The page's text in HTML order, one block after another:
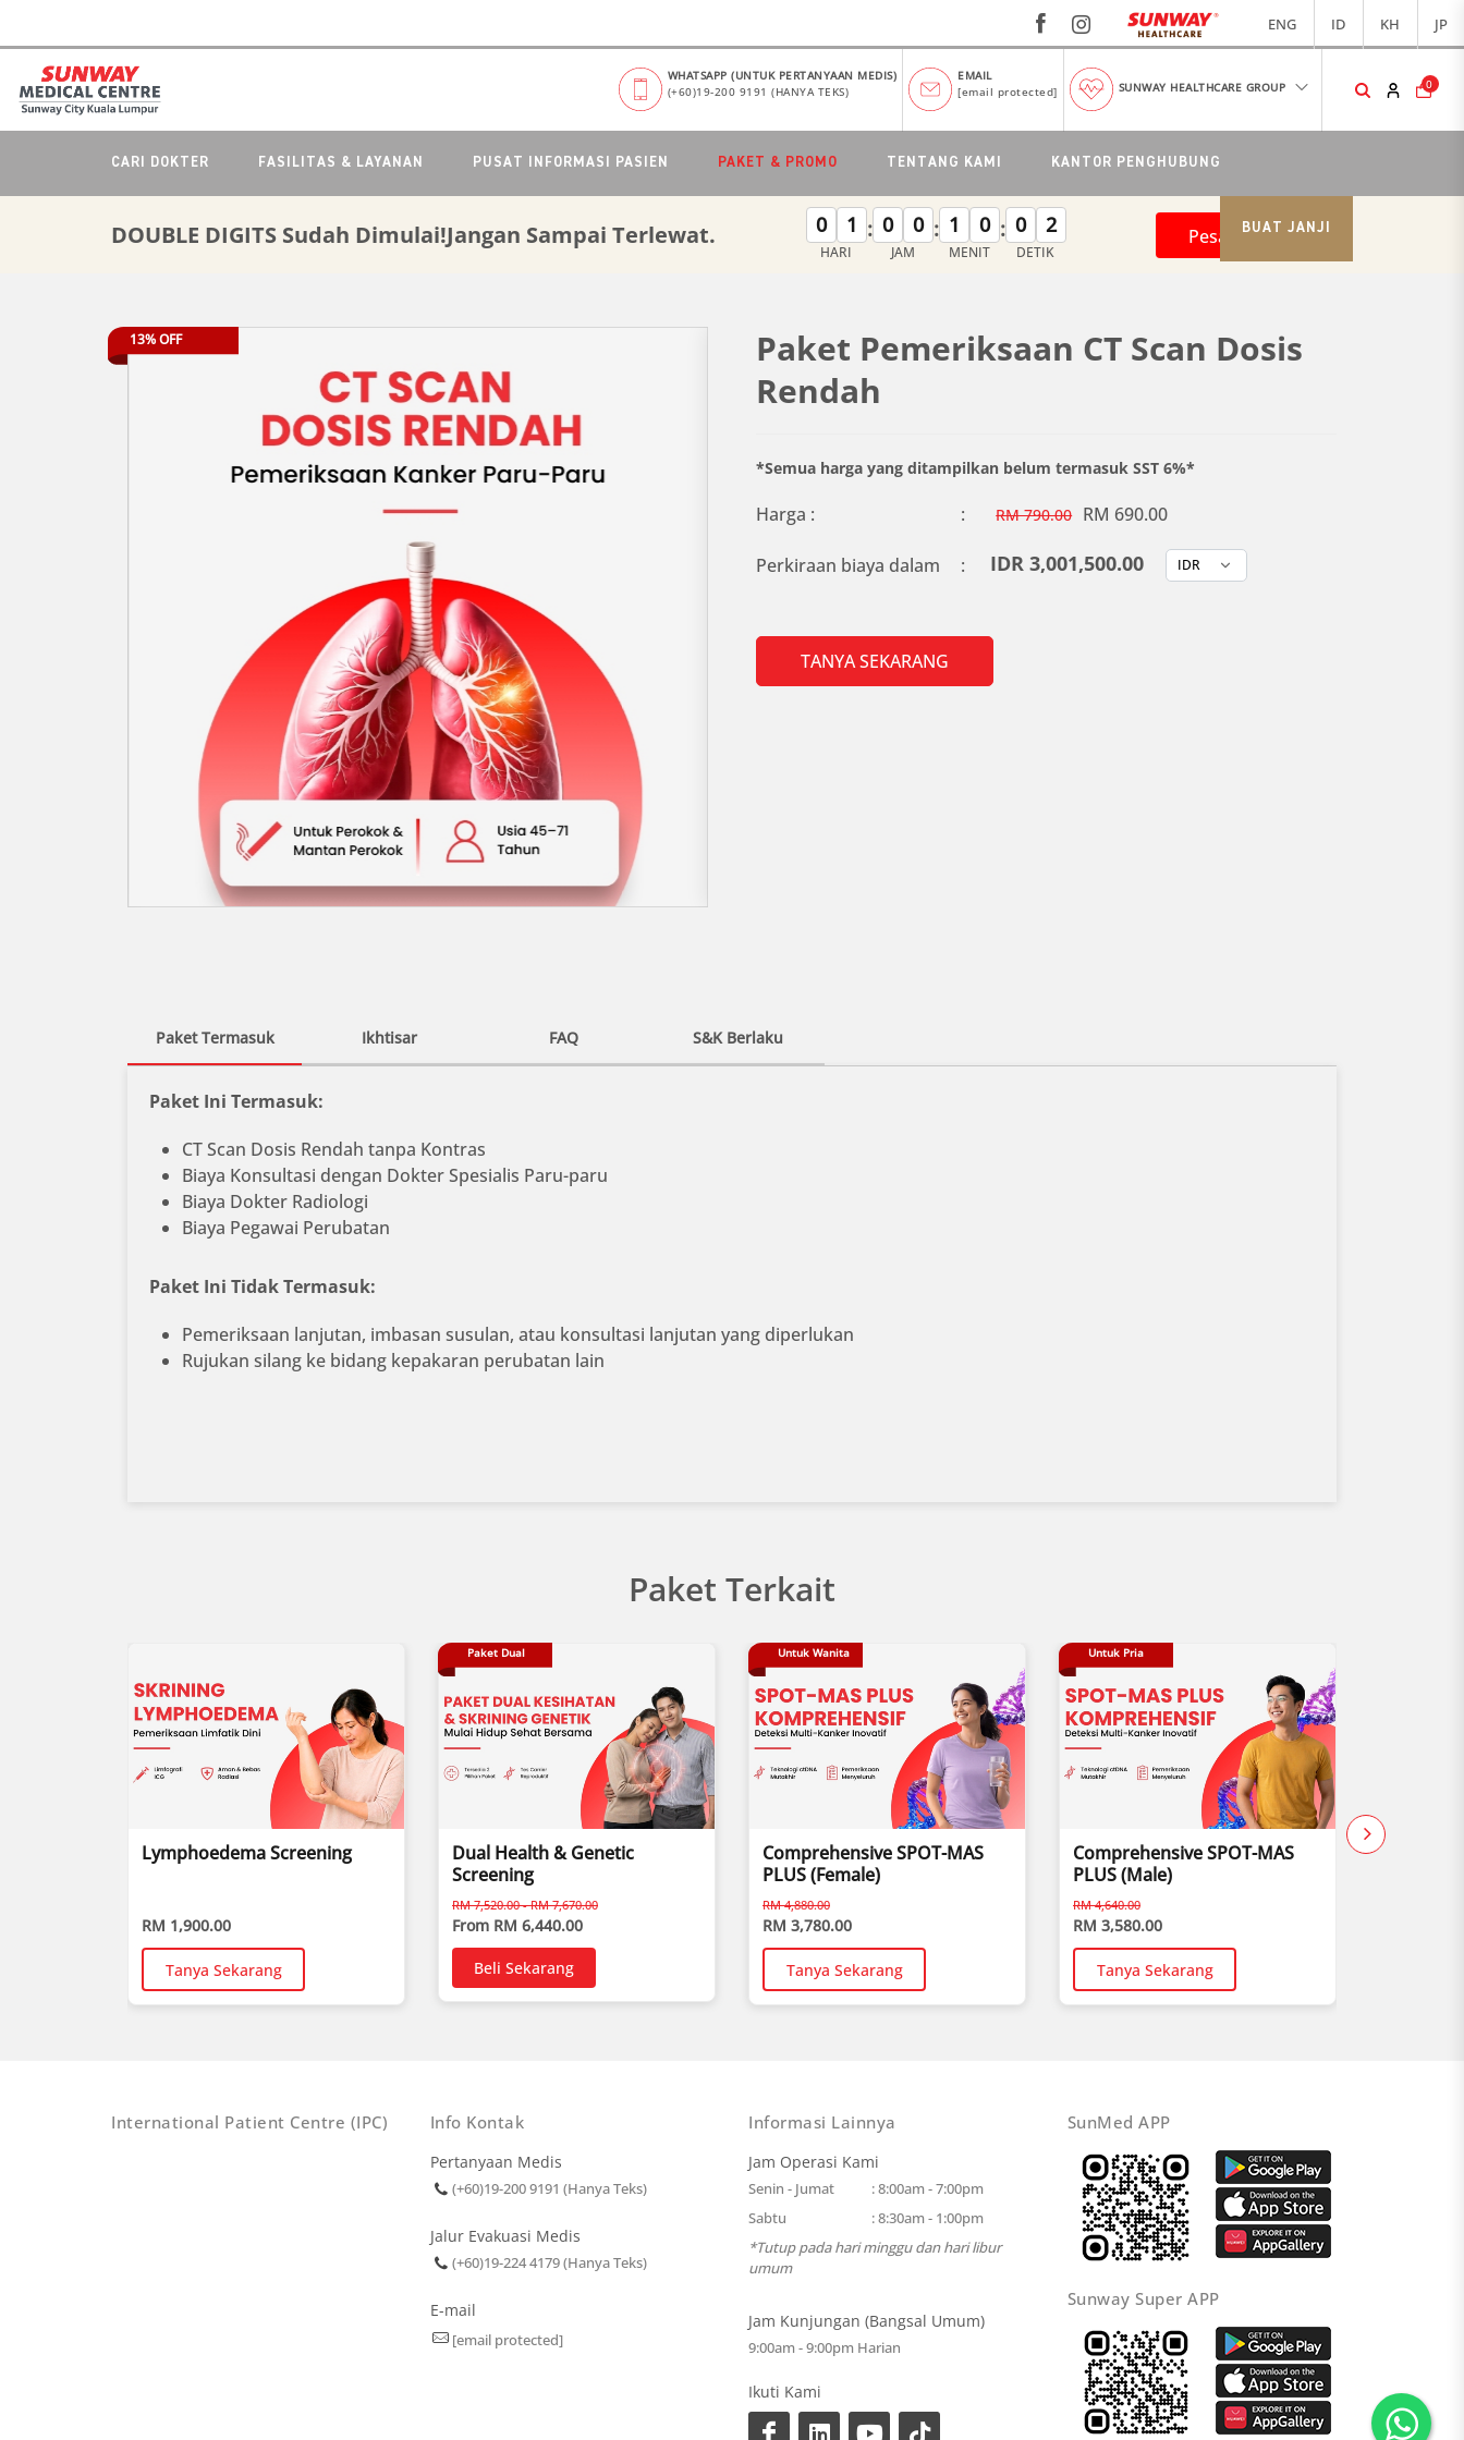
ENG ID KH JP
WHATSAPP (UNTUK PERTANYAAN MEDIS)
(+60)19-200 9191 (HANYA TEKS)
EMAIL
[email protected]
SUNWAY HEALTHCARE GROUP 0
CARI DOKTER FASILITAS & LAYANAN PUSAT INFORMASI PASIEN PAKET & PROMO TENTANG KAMI KANTOR PENGHUBUNG
BUAT JANJI
DOUBLE DIGITS Sudah Dimulai!Jangan Sampai Terlewat. 0 1
HARI
: 0 0
JAM
: 1 0
MENIT
: 0 1
DETIK
Pesan Sekarang
13% OFF
Paket Pemeriksaan CT Scan Dosis
Rendah
*Semua harga yang ditampilkan belum termasuk SST 6%*
Harga : : RM 790.00 RM 690.00
Perkiraan biaya dalam : IDR 3,001,500.00
TANYA SEKARANG
Paket Termasuk Ikhtisar FAQ S&K Berlaku
Paket Ini Termasuk:
CT Scan Dosis Rendah tanpa Kontras
Biaya Konsultasi dengan Dokter Spesialis Paru-paru
Biaya Dokter Radiologi
Biaya Pegawai Perubatan
Paket Ini Tidak Termasuk:
Pemeriksaan lanjutan, imbasan susulan, atau konsultasi lanjutan yang diperlukan
Rujukan silang ke bidang kepakaran perubatan lain
Paket Terkait
Lymphoedema Screening
RM 1,900.00
Tanya Sekarang
Paket Dual
Dual Health & Genetic
Screening
RM 7,520.00 - RM 7,670.00
From RM 6,440.00
Beli Sekarang
Untuk Wanita
Comprehensive SPOT-MAS
PLUS (Female)
RM 4,880.00
RM 3,780.00
Tanya Sekarang
Untuk Pria
Comprehensive SPOT-MAS
PLUS (Male)
RM 4,640.00
RM 3,580.00
Tanya Sekarang
International Patient Centre (IPC) Info Kontak
Pertanyaan Medis
(+60)19-200 9191 (Hanya Teks)
Jalur Evakuasi Medis
(+60)19-224 4179 (Hanya Teks)
E-mail
[email protected]
Informasi Lainnya
Jam Operasi Kami
Senin - Jumat
: 8:00am - 7:00pm
Sabtu
: 8:30am - 1:00pm
*Tutup pada hari minggu dan hari libur
umum
Jam Kunjungan (Bangsal Umum)
9:00am - 9:00pm Harian
Ikuti Kami
SunMed APP
Sunway Super APP